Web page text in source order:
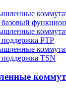
базовый
поддержка PTP
поддержка TSN